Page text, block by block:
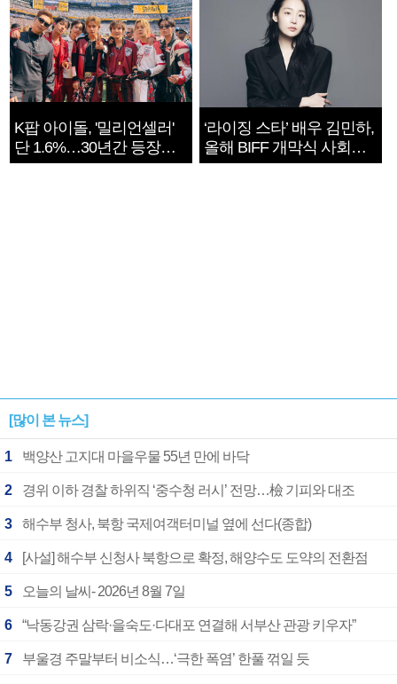
K팝 아이돌, '밀리언셀러'
단 1.6%…30년간 등장
1182개팀 전수조사
‘라이징 스타’ 배우 김민하,
올해 BIFF 개막식 사회자
확정
[많이 본 뉴스]
1 백양산 고지대 마을우물 55년 만에 바닥
2 경위 이하 경찰 하위직 ‘중수청 러시’ 전망…檢 기피와 대조
3 해수부 청사, 북항 국제여객터미널 옆에 선다(종합)
4 [사설] 해수부 신청사 북항으로 확정, 해양수도 도약의 전환점
5 오늘의 날씨- 2026년 8월 7일
6 “낙동강권 삼락·을숙도·다대포 연결해 서부산 관광 키우자”
7 부울경 주말부터 비소식…‘극한 폭염’ 한풀 꺾일 듯